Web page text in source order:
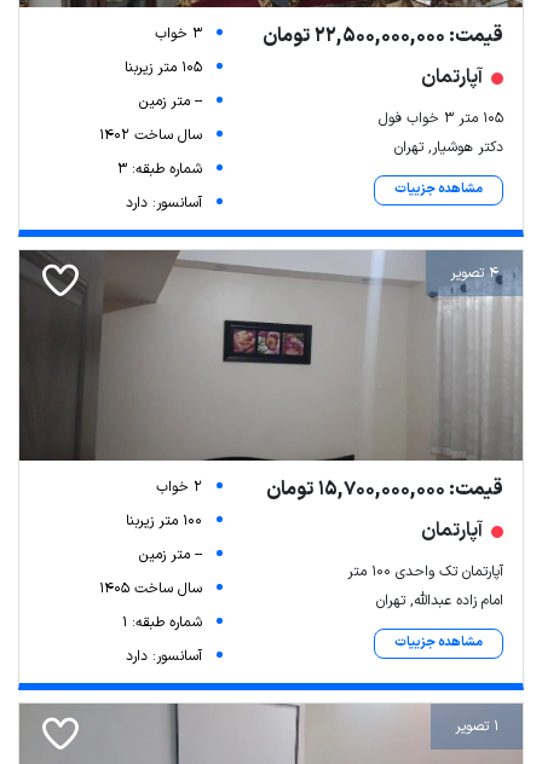
قیمت: 22,500,000,000 تومان
آپارتمان
۱۰۵ متر ۳ خواب فول
دکتر هوشیار, تهران
مشاهده جزییات
3 خواب
105 متر زیربنا
-- متر زمین
سال ساخت 1402
شماره طبقه: 3
آسانسور: دارد
4 تصویر
قیمت: 15,700,000,000 تومان
آپارتمان
آپارتمان تک واحدی ۱۰۰ متر
امام زاده عبدالله, تهران
مشاهده جزییات
2 خواب
100 متر زیربنا
-- متر زمین
سال ساخت 1405
شماره طبقه: 1
آسانسور: دارد
1 تصویر